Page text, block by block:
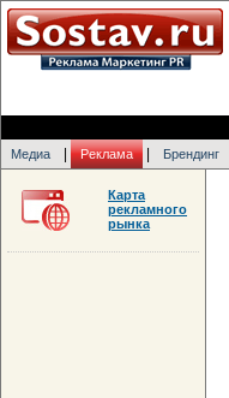
Медиа Реклама Брендинг
Карта
рекламного
рынка